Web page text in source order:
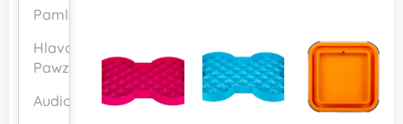
Pamlsky
Hlavolamy
Pawzler
Audioterapie